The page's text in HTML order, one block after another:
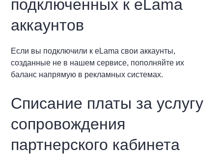
подключенных к eLama
аккаунтов
Если вы подключили к eLama свои аккаунты,
созданные не в нашем сервисе, пополняйте их
баланс напрямую в рекламных системах.
Списание платы за услугу
сопровождения
партнерского кабинета